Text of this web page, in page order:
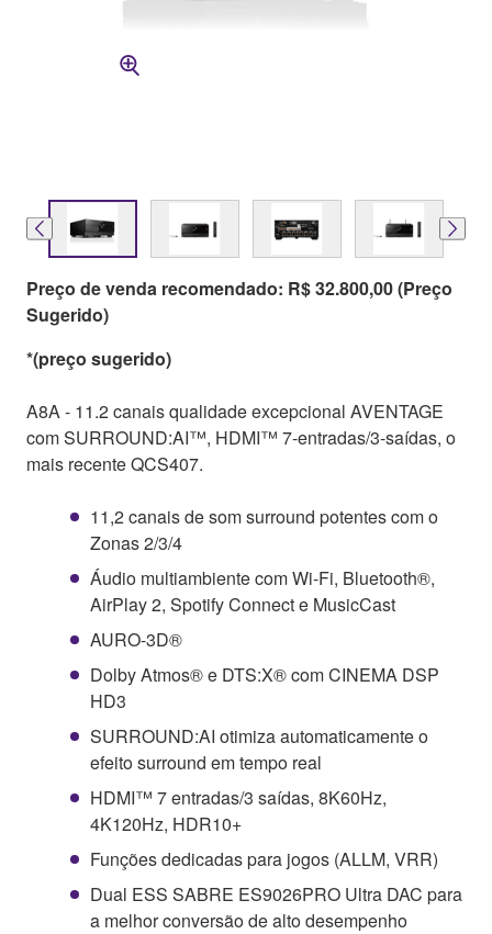
Preço de venda recomendado: R$ 32.800,00 (Preço
Sugerido)
*(preço sugerido)
A8A - 11.2 canais qualidade excepcional AVENTAGE
com SURROUND:AI™, HDMI™ 7-entradas/3-saídas, o
mais recente QCS407.
11,2 canais de som surround potentes com o
Zonas 2/3/4
Áudio multiambiente com Wi-Fi, Bluetooth®,
AirPlay 2, Spotify Connect e MusicCast
AURO-3D®
Dolby Atmos® e DTS:X® com CINEMA DSP
HD3
SURROUND:AI otimiza automaticamente o
efeito surround em tempo real
HDMI™ 7 entradas/3 saídas, 8K60Hz,
4K120Hz, HDR10+
Funções dedicadas para jogos (ALLM, VRR)
Dual ESS SABRE ES9026PRO Ultra DAC para
a melhor conversão de alto desempenho